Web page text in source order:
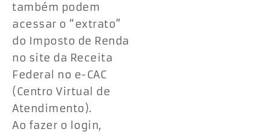
também podem
acessar o “extrato”
do Imposto de Renda
no site da Receita
Federal no e-CAC
(Centro Virtual de
Atendimento).
Ao fazer o login,